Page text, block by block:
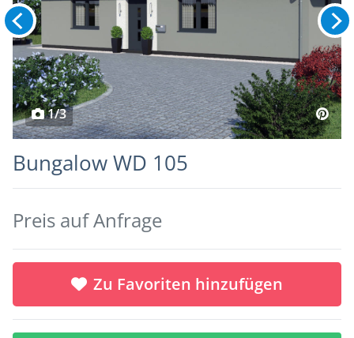
1/3
Bungalow WD 105
Preis auf Anfrage
Zu Favoriten hinzufügen